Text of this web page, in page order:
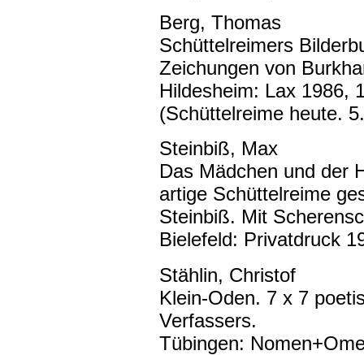
Berg, Thomas
Schüttelreimers
Zeichungen von
Hildesheim: Lax 1986,
(Schüttelreime heute.
Steinbiß, Max
Das Mädchen und der
artige Schüttelreime
Steinbiß. Mit
Bielefeld: Privatdruck
Stählin, Christof
Klein-Oden. 7 x 7
Verfassers.
Tübingen: